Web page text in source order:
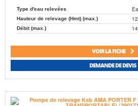
Type d'eau relevées
Hauteur de relevage (Hmt) (max.)
Débit (max.)
VOIR LA FICHE
DEMANDE DE DEVIS